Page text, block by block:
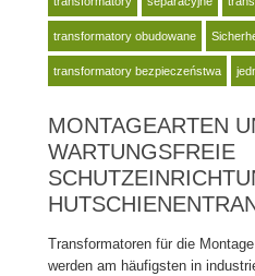
transformatory obudowane
transformatory bezpieczeństwa
MONTAGEARTEN
WARTUNGSFREIE
Transformatoren für die
werden am häufigsten in